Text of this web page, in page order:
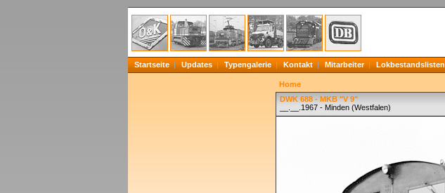
Startseite Updates Typengalerie Kontakt Mitarbeiter Lokbestandslisten
Home
DWK 688 - MKB "V 9"
__.__.1967 - Minden (Westfalen)